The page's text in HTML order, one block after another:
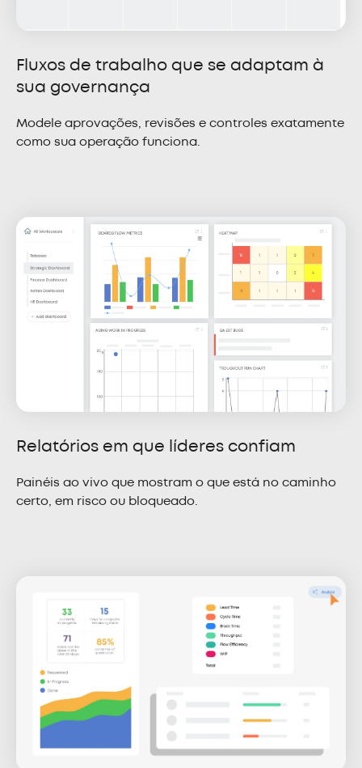
Fluxos de trabalho que se adaptam à
sua governança
Modele aprovações, revisões e controles exatamente
como sua operação funciona.
Relatórios em que líderes confiam
Painéis ao vivo que mostram o que está no caminho
certo, em risco ou bloqueado.